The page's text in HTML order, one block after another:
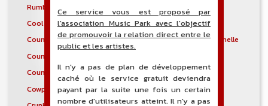
Rumba congolaise
Contradanza
Cool jazz
Blues traditionnel
Country folk
Country néo traditionnelle
Country pop
Country Rock
Country soul
Cowpunk
Crossover thrash
Ce service vous est proposé par
l'association Music Park avec l'objectif
de promouvoir la relation direct entre le
public et les artistes.
Il n'y a pas de plan de développement
caché où le service gratuit deviendra
payant par la suite une fois un certain
nombre d'utilisateurs atteint. Il n'y a pas